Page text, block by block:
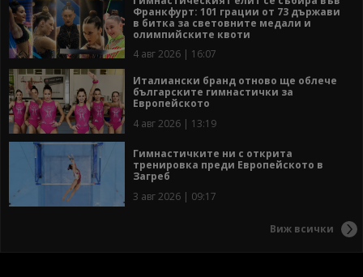
Франкфурт: 101 грации от 73 държави
в битка за световните медали и
олимпийските квоти
4 авг 2026 | 16:07
Италиански бранд отново ще облече
българските гимнастички за
Европейското
4 авг 2026 | 13:19
Гимнастичките ни с открита
тренировка преди Европейското в
Загреб
3 авг 2026 | 09:17
Виж всички